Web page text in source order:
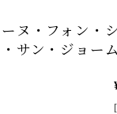
ヘルスケア
ーヌ・フォン・
サン・ジョー